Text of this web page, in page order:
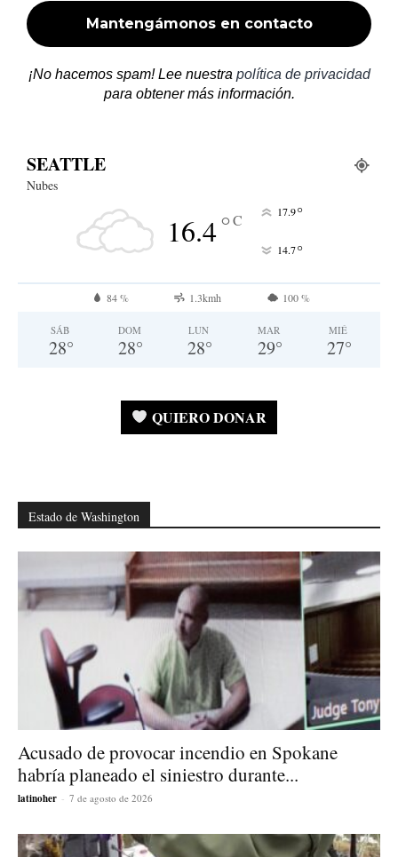
¡No hacemos spam! Lee nuestra política de privacidad
para obtener más información.
SEATTLE
Nubes
16.4°C 17.9°
14.7°
84 % 1.3kmh 100 %
SÁB
28°
DOM
28°
LUN
28°
MAR
29°
MIÉ
27°
QUIERO DONAR
Estado de Washington
Acusado de provocar incendio en Spokane
habría planeado el siniestro durante...
latinoher - 7 de agosto de 2026